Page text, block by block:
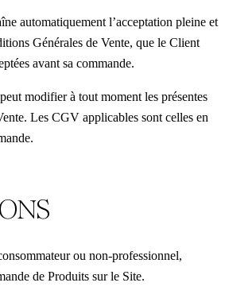
automatiquement l’acceptation pleine et
Générales de Vente, que le Client
avant sa commande.
modifier à tout moment les présentes
Les CGV applicables sont celles en
ou non-professionnel,
de Produits sur le Site.